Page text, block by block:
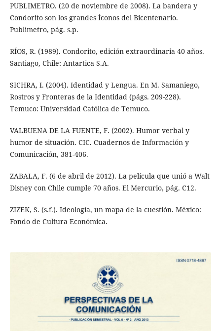
PUBLIMETRO. (20 de noviembre de 2008). La bandera y
Condorito son los grandes Íconos del Bicentenario.
Publimetro, pág. s.p.
RÍOS, R. (1989). Condorito, edición extraordinaria 40 años.
Santiago, Chile: Antartica S.A.
SICHRA, I. (2004). Identidad y Lengua. En M. Samaniego,
Rostros y Fronteras de la Identidad (págs. 209-228).
Temuco: Universidad Católica de Temuco.
VALBUENA DE LA FUENTE, F. (2002). Humor verbal y
humor de situación. CIC. Cuadernos de Información y
Comunicación, 381-406.
ZABALA, F. (6 de abril de 2012). La película que unió a Walt
Disney con Chile cumple 70 años. El Mercurio, pág. C12.
ZIZEK, S. (s.f.). Ideología, un mapa de la cuestión. México:
Fondo de Cultura Económica.